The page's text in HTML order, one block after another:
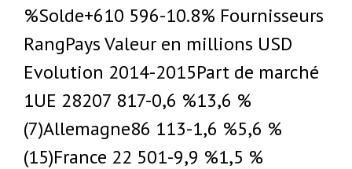
%Solde+610 596-10.8% Fournisseurs
RangPays Valeur en millions USD
Evolution 2014-2015Part de marché
1UE 28207 817-0,6 %13,6 %
(7)Allemagne86 113-1,6 %5,6 %
(15)France 22 501-9,9 %1,5 %